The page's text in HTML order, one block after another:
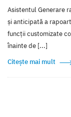
Asistentul Generare
și anticipată a
funcții customizate
înainte de [...]
Citește mai mult